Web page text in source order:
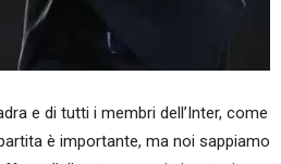
e di tutti i membri dell’Inter, come
è importante, ma noi sappiamo